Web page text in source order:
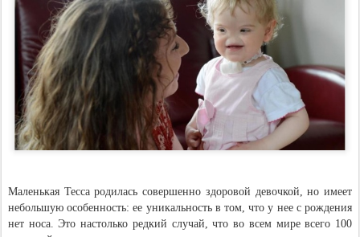
Маленькая Тесса родилась совершенно здоровой девочкой, но имеет
небольшую особенность: ее уникальность в том, что у нее с рождения
нет носа. Это настолько редкий случай, что во всем мире всего 100